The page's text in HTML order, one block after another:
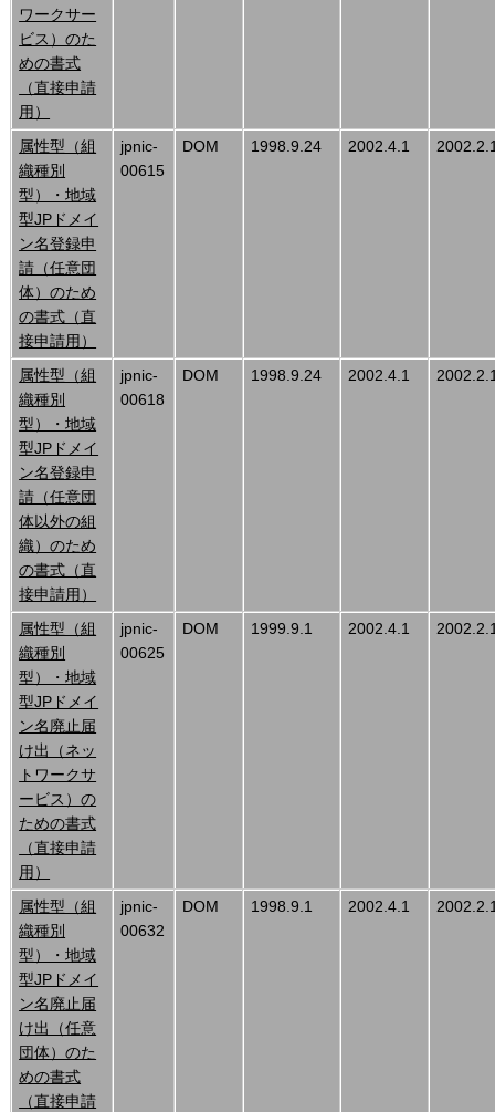
ワークサー
ビス）のた
めの書式
（直接申請
用）
属性型（組
織種別
型）・地域
型JPドメイ
ン名登録申
請（任意団
体）のため
の書式（直
接申請用）
jpnic-
00615
DOM 1998.9.24 2002.4.1
属性型（組
織種別
型）・地域
型JPドメイ
ン名登録申
請（任意団
体以外の組
織）のため
の書式（直
接申請用）
jpnic-
00618
DOM 1998.9.24 2002.4.1
属性型（組
織種別
型）・地域
型JPドメイ
ン名廃止届
け出（ネッ
トワークサ
ービス）の
ための書式
（直接申請
用）
jpnic-
00625
DOM 1999.9.1 2002.4.1
属性型（組
織種別
型）・地域
型JPドメイ
ン名廃止届
け出（任意
団体）のた
めの書式
（直接申請
jpnic-
00632
DOM 1998.9.1 2002.4.1